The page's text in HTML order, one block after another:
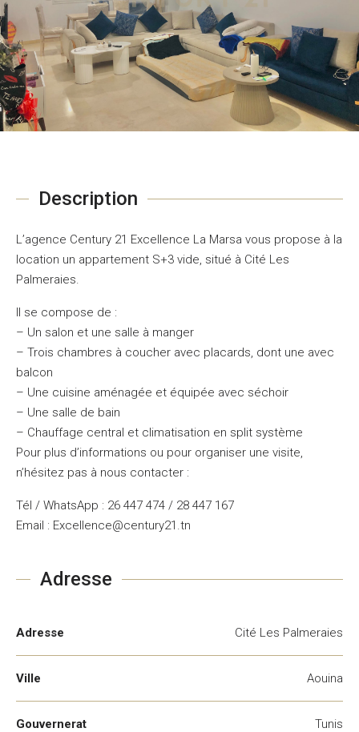
Description
L’agence Century 21 Excellence La Marsa vous propose à la
location un appartement S+3 vide, situé à Cité Les
Palmeraies.
Il se compose de :
– Un salon et une salle à manger
– Trois chambres à coucher avec placards, dont une avec
balcon
– Une cuisine aménagée et équipée avec séchoir
– Une salle de bain
– Chauffage central et climatisation en split système
Pour plus d’informations ou pour organiser une visite,
n’hésitez pas à nous contacter :
Tél / WhatsApp : 26 447 474 / 28 447 167
Email : Excellence@century21.tn
Adresse
Adresse Cité Les Palmeraies
Ville Aouina
Gouvernerat Tunis